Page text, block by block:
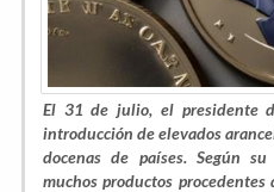
El 31 de julio, el presidente
introducción de elevados
docenas de países. Según
muchos productos procedentes